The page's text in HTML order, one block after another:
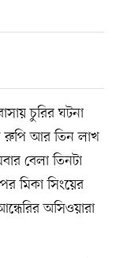
চুরির ঘটনা
রুপি আর তিন লাখ
বেলা তিনটা
মিকা সিংয়ের
অসিওয়ারা